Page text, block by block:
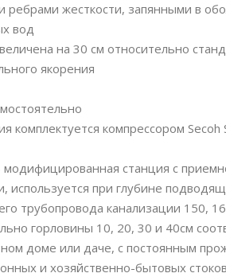
ребрами жесткости, запянными в
вод
на 30 см относительно
якорения
комплектуется компрессором Secoh
станция с
при глубине
трубопровода канализации 150,
горловины 10, 20, 30 и 40см
доме или даче, с постоянным
и хозяйственно-бытовых